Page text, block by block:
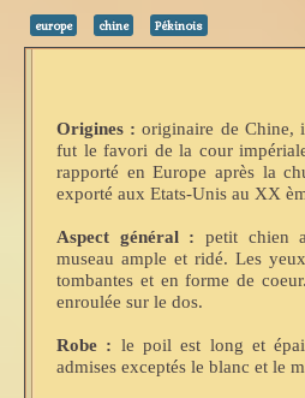
europe chine Pékinois
Origines : originaire de Chine,
fut le favori de la cour
rapporté en Europe après la
exporté aux Etats-Unis au XX
Aspect général : petit chien
museau ample et ridé. Les
tombantes et en forme de
enroulée sur le dos.
Robe : le poil est long et
admises exceptés le blanc et le